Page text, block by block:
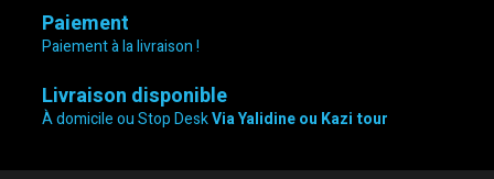
Paiement
Paiement à la livraison !
Livraison disponible
À domicile ou Stop DeskVia Yalidine ou Kazi tour